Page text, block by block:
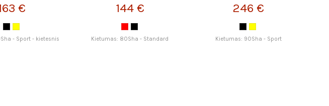
€
- Sport - kietesnis
144 €
Kietumas: 80Sha - Standard
246 €
Kietumas: 90Sha - Sport